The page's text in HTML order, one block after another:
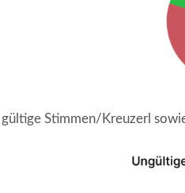
Stimmen/Kreuzerl